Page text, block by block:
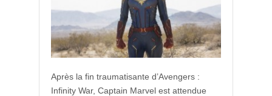
Après la fin traumatisante d’Avengers :
Infinity War, Captain Marvel est attendue